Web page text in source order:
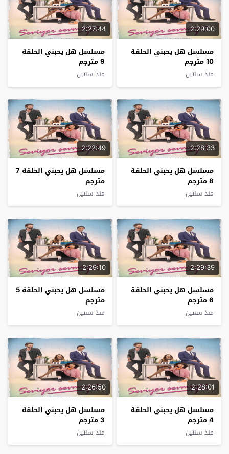
2:29:00
مسلسل هل يحبني الحلقة
10 مترجم
منذ سنتين
2:27:44
مسلسل هل يحبني الحلقة
9 مترجم
منذ سنتين
2:28:33
مسلسل هل يحبني الحلقة
8 مترجم
منذ سنتين
2:22:49
مسلسل هل يحبني الحلقة 7
مترجم
منذ سنتين
2:29:39
مسلسل هل يحبني الحلقة
6 مترجم
منذ سنتين
2:29:10
مسلسل هل يحبني الحلقة 5
مترجم
منذ سنتين
2:28:01
مسلسل هل يحبني الحلقة
4 مترجم
منذ سنتين
2:26:50
مسلسل هل يحبني الحلقة
3 مترجم
منذ سنتين